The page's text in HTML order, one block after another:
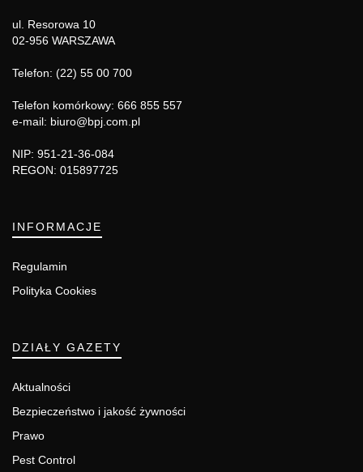
ul. Resorowa 10
02-956 WARSZAWA
Telefon: (22) 55 00 700
Telefon komórkowy: 666 855 557
e-mail: biuro@bpj.com.pl
NIP: 951-21-36-084
REGON: 015897725
INFORMACJE
Regulamin
Polityka Cookies
DZIAŁY GAZETY
Aktualności
Bezpieczeństwo i jakość żywności
Prawo
Pest Control